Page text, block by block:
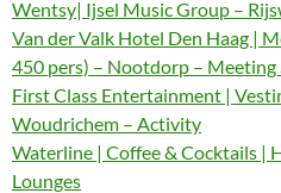
Wentsy| Ijsel Music Group –
Van der Valk Hotel Den Haag |
450 pers) – Nootdorp – Meeting
First Class Entertainment |
Woudrichem – Activity
Waterline | Coffee & Cocktails |
Lounges